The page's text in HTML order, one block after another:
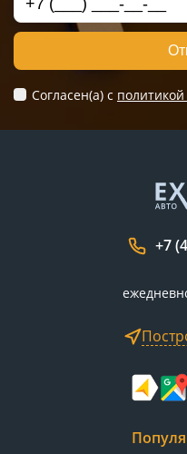
Согласен(а) c
+7